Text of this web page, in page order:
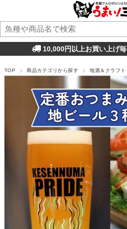
10,000円以上お買い上げ
TOP 商品カテゴリから探す 地酒＆クラフト